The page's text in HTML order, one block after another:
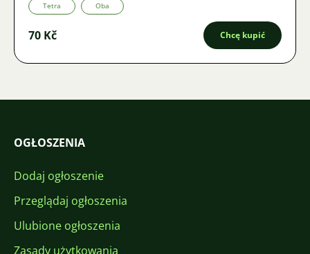
Tetra Oba
70 Kč Chcę kupić
OGŁOSZENIA
Dodaj ogłoszenie
Przeglądaj ogłoszenia
Ulubione ogłoszenia
Zasady użytkowania